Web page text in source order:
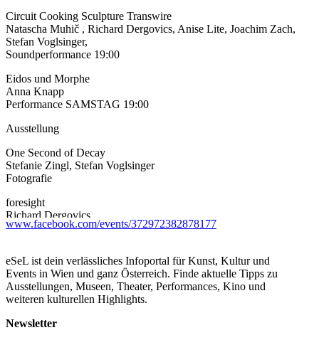
Circuit Cooking Sculpture Transwire
Natascha Muhič , Richard Dergovics, Anise Lite, Joachim Zach,
Stefan Voglsinger,
Soundperformance 19:00
Eidos und Morphe
Anna Knapp
Performance SAMSTAG 19:00
Ausstellung
One Second of Decay
Stefanie Zingl, Stefan Voglsinger
Fotografie
foresight
Richard Dergovics
Fotografie
Akram Al Halabi
Visual Work
DJ
[sama recordings]
www.facebook.com/events/372972382878177
eSeL ist dein verlässliches Infoportal für Kunst, Kultur und
Events in Wien und ganz Österreich. Finde aktuelle Tipps zu
Ausstellungen, Museen, Theater, Performances, Kino und
weiteren kulturellen Highlights.
Newsletter